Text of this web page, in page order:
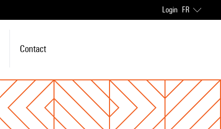
Login FR
Contact